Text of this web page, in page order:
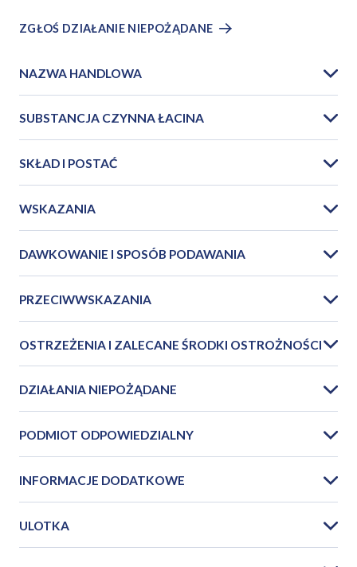
ZGŁOŚ DZIAŁANIE NIEPOŻĄDANE
NAZWA HANDLOWA
SUBSTANCJA CZYNNA ŁACINA
SKŁAD I POSTAĆ
WSKAZANIA
DAWKOWANIE I SPOSÓB PODAWANIA
PRZECIWWSKAZANIA
OSTRZEŻENIA I ZALECANE ŚRODKI OSTROŻNOŚCI
DZIAŁANIA NIEPOŻĄDANE
PODMIOT ODPOWIEDZIALNY
INFORMACJE DODATKOWE
ULOTKA